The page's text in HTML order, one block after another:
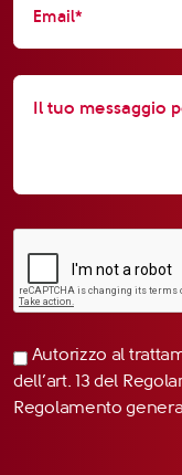
Autorizzo al
dell’art. 13 del
Regolamento